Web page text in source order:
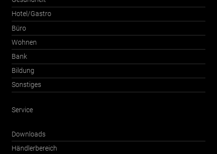
Hotel/Gastro
Büro
Wohnen
Bank
Bildung
Sonstiges
Service
Downloads
Händlerbereich